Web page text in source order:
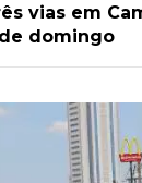
vias em
domingo